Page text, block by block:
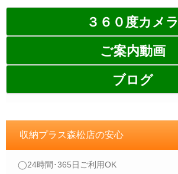
３６０度カメラ
ご案内動画
ブログ
収納プラス森松店の安心
◯24時間･365日ご利用OK